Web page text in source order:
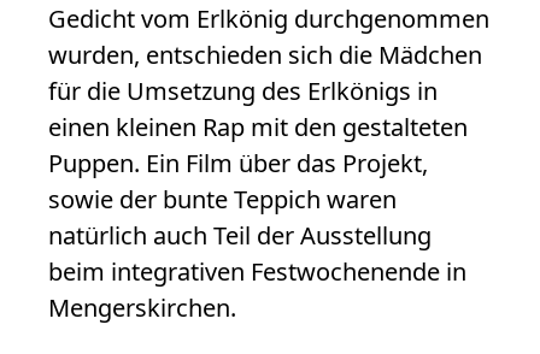
Gedicht vom Erlkönig durchgenommen
wurden, entschieden sich die Mädchen
für die Umsetzung des Erlkönigs in
einen kleinen Rap mit den gestalteten
Puppen. Ein Film über das Projekt,
sowie der bunte Teppich waren
natürlich auch Teil der Ausstellung
beim integrativen Festwochenende in
Mengerskirchen.